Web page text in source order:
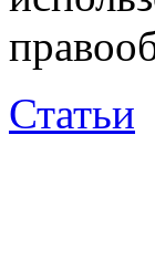
Статьи